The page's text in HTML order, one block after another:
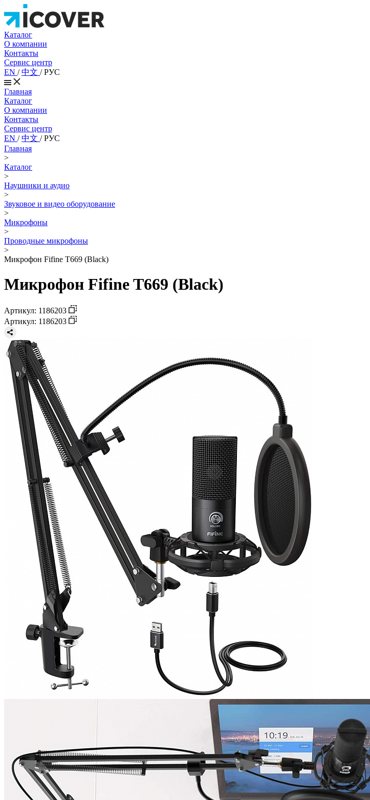
Каталог
О компании
Контакты
Сервис центр
EN /中文 /РУС
Главная
Каталог
О компании
Контакты
Сервис центр
EN /中文 /РУС
Главная
>
Каталог
>
Наушники и аудио
>
Звуковое и видео оборудование
>
Микрофоны
>
Проводные микрофоны
>
Микрофон Fifine T669 (Black)
Микрофон Fifine T669 (Black)
Артикул: 1186203
Артикул: 1186203